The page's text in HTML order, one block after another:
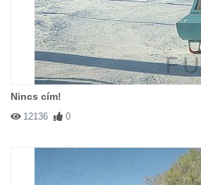
Nincs cím!
12136 0